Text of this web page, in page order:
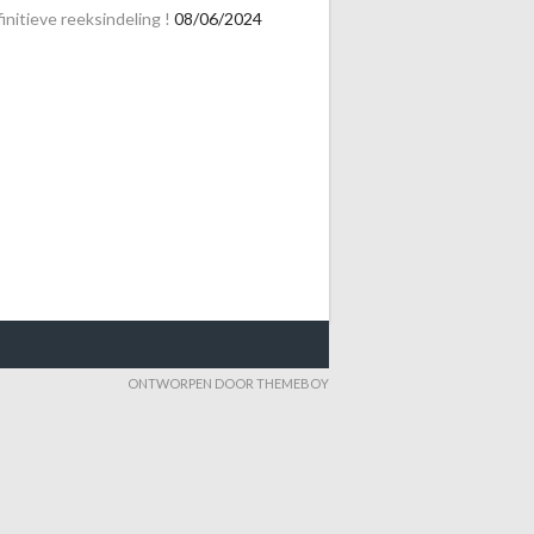
reeksindeling ! 08/06/2024
ONTWORPEN DOOR THEMEBOY